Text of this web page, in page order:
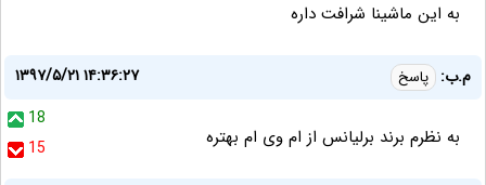
به این ماشینا شرافت داره
م.ب: پاسخ
۱۳۹۷/۵/۲۱ ۱۴:۳۶:۲۷
18
15
به نظرم برند برلیانس از ام وی ام بهتره